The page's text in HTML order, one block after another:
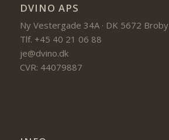
DVINO APS
Ny Vestergade 34A · DK 5672 Broby
Tlf. +45 40 21 06 88
je@dvino.dk
CVR: 44079887